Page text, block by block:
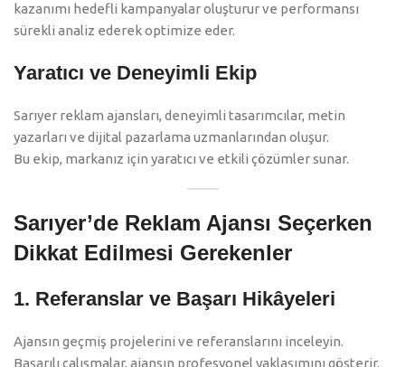
kazanımı hedefli kampanyalar oluşturur ve performansı
sürekli analiz ederek optimize eder.
Yaratıcı ve Deneyimli Ekip
Sarıyer reklam ajansları, deneyimli tasarımcılar, metin
yazarları ve dijital pazarlama uzmanlarından oluşur.
Bu ekip, markanız için yaratıcı ve etkili çözümler sunar.
Sarıyer’de Reklam Ajansı Seçerken
Dikkat Edilmesi Gerekenler
1. Referanslar ve Başarı Hikâyeleri
Ajansın geçmiş projelerini ve referanslarını inceleyin.
Başarılı çalışmalar, ajansın profesyonel yaklaşımını gösterir.